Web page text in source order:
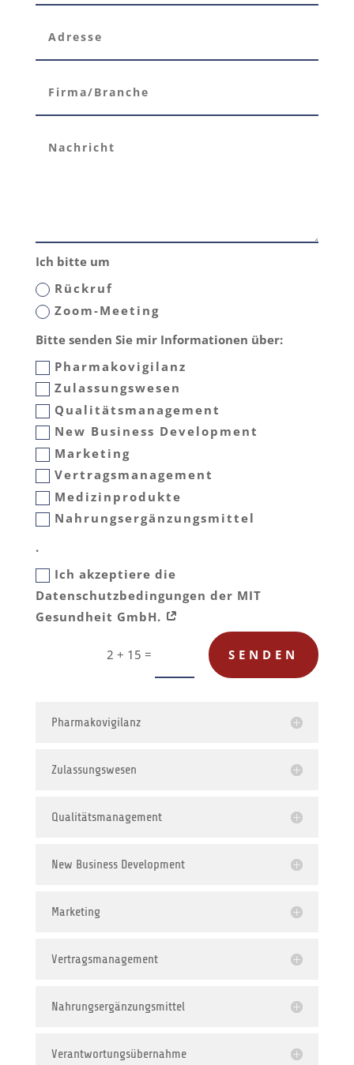
Ich bitte um
Rückruf
Zoom-Meeting
Bitte senden Sie mir Informationen über:
Pharmakovigilanz
Zulassungswesen
Qualitätsmanagement
New Business Development
Marketing
Vertragsmanagement
Medizinprodukte
Nahrungsergänzungsmittel
.
Ich akzeptiere die
Datenschutzbedingungen der MIT
Gesundheit GmbH.
2 + 15 = SENDEN
Pharmakovigilanz
Zulassungswesen
Qualitätsmanagement
New Business Development
Marketing
Vertragsmanagement
Nahrungsergänzungsmittel
Verantwortungsübernahme